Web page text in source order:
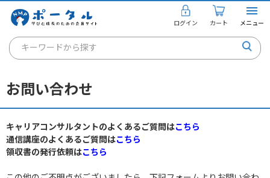
ログイン カート メニュー
キーワードから探す
通信講座
キャリアコンサルタント
講座を探す
お問い合わせ
キャリアコンサルタントのよくあるご質問はこちら
通信講座のよくあるご質問はこちら
領収書の発行依頼はこちら